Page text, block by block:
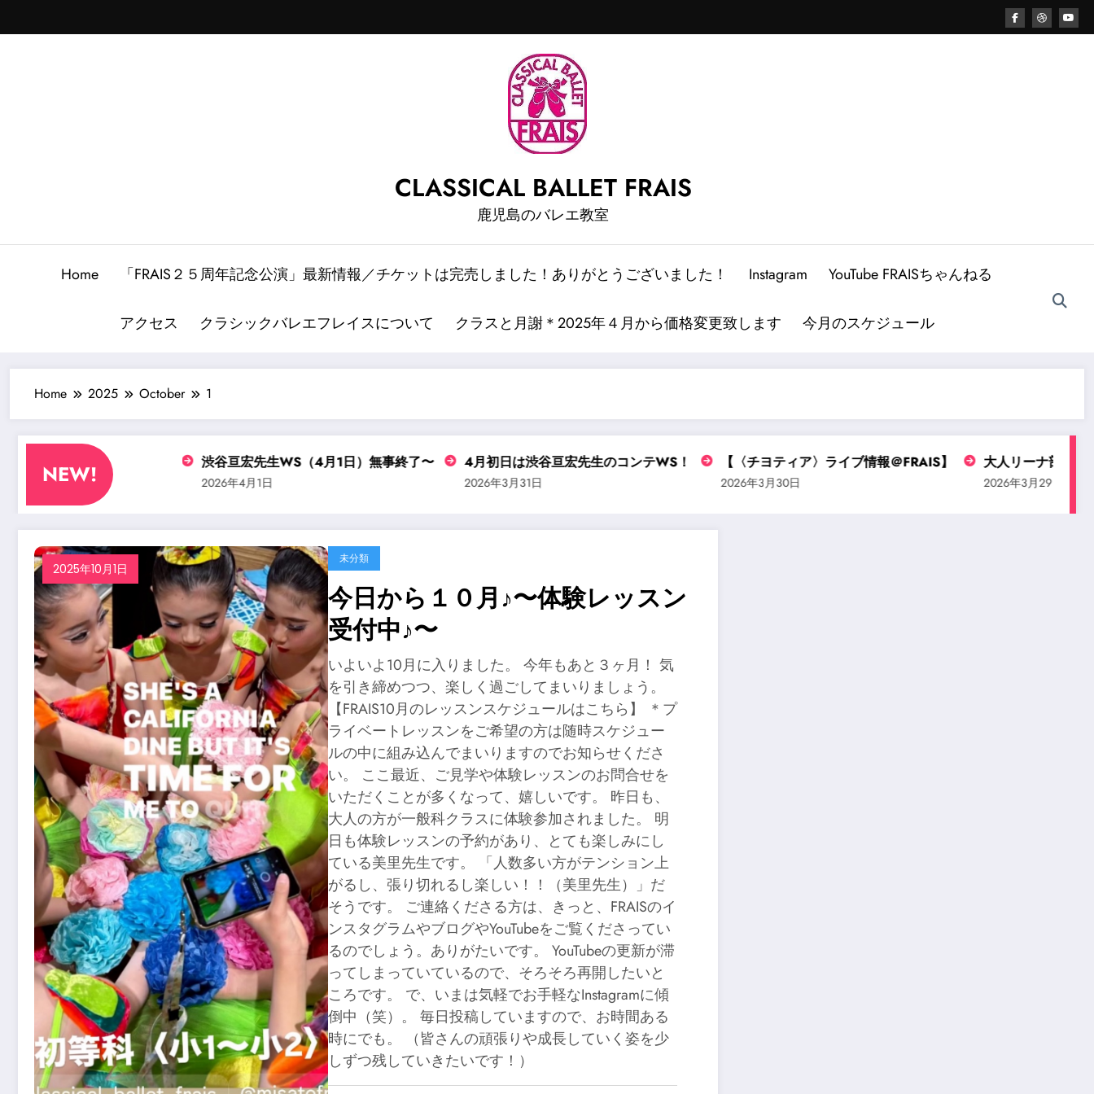
to
CLASSICAL BALLET FRAIS
鹿児島のバレエ教室
Home 「FRAIS２５周年記念公演」最新情報／チケットは完売しました！ありがとうございました！ Instagram YouTube FRAISちゃんねる
アクセス クラシックバレエフレイスについて クラスと月謝＊2025年４月から価格変更致します 今月のスケジュール
Home 2025 October 1
NEW!
先生ソロ公演に・・？ 渋谷亘宏先生WS（4月1日）無事終了〜
2026年4月1日
4月初日は渋谷亘宏先生のコンテWS！
2026年3月31日
【〈チヨティア〉ライブ情報＠FRAIS】
2026年3月30日
大人リーナ部門バレ
2026年3月29日
2025年10月1日
未分類
今日から１０月♪〜体験レッスン
受付中♪〜
いよいよ10月に入りました。 今年もあと３ヶ月！ 気
を引き締めつつ、楽しく過ごしてまいりましょう。
【FRAIS10月のレッスンスケジュールはこちら】 ＊プ
ライベートレッスンをご希望の方は随時スケジュー
ルの中に組み込んでまいりますのでお知らせくださ
い。 ここ最近、ご見学や体験レッスンのお問合せを
いただくことが多くなって、嬉しいです。 昨日も、
大人の方が一般科クラスに体験参加されました。 明
日も体験レッスンの予約があり、とても楽しみにし
ている美里先生です。 「人数多い方がテンション上
がるし、張り切れるし楽しい！！（美里先生）」だ
そうです。 ご連絡くださる方は、きっと、FRAISのイ
ンスタグラムやブログやYouTubeをご覧くださってい
るのでしょう。ありがたいです。 YouTubeの更新が滞
ってしまっていているので、そろそろ再開したいと
ころです。 で、いまは気軽でお手軽なInstagramに傾
倒中（笑）。 毎日投稿していますので、お時間ある
時にでも。 （皆さんの頑張りや成長していく姿を少
しずつ残していきたいです！）